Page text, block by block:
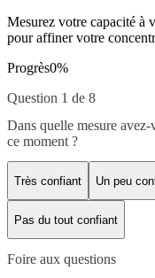
Mesurez votre capacité à
pour affiner votre
Progrès0%
Question 1 de 8
Dans quelle mesure
ce moment ?
Très confiant Un peu
Pas du tout confiant
Foire aux questions